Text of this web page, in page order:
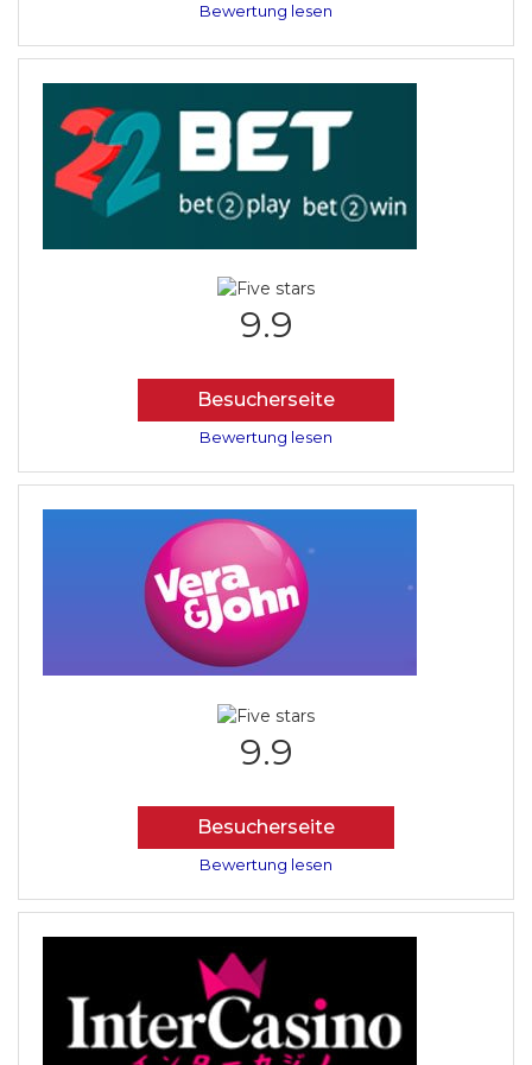
Bewertung lesen
9.9
Besucherseite
Bewertung lesen
9.9
Besucherseite
Bewertung lesen